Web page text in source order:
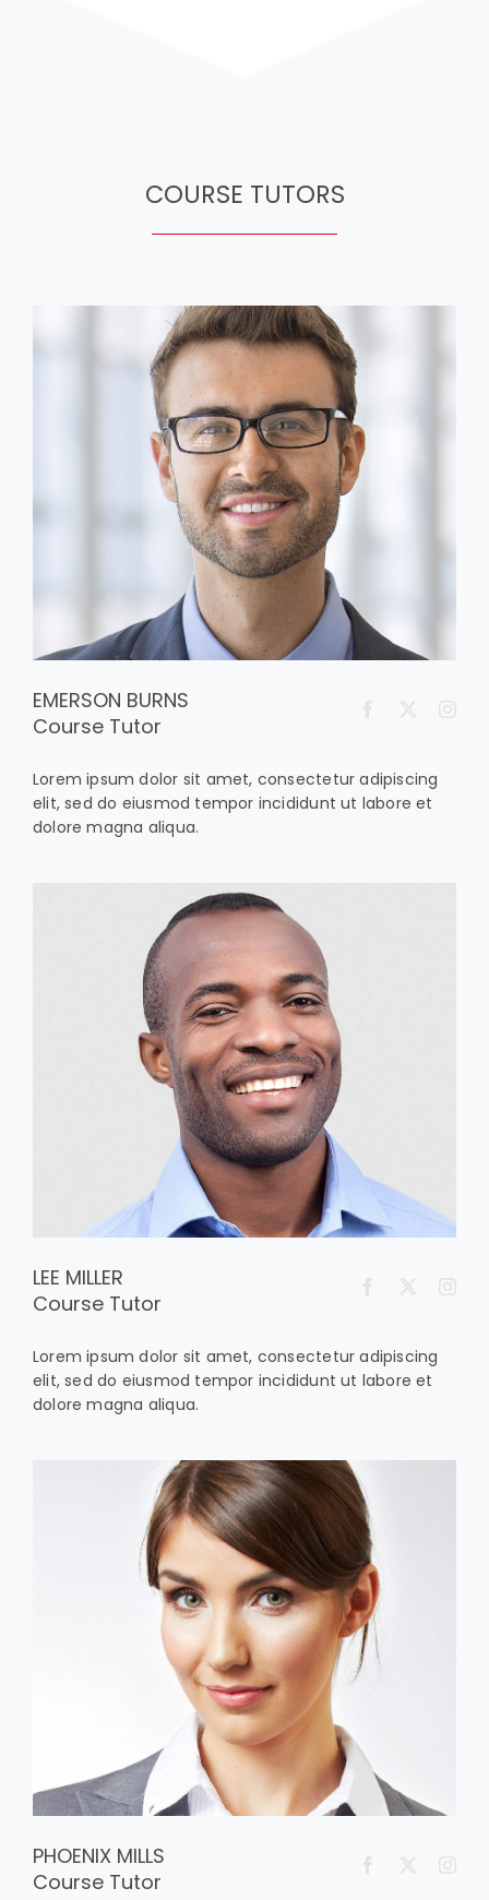
COURSE TUTORS
EMERSON BURNS
Course Tutor
Lorem ipsum dolor sit amet, consectetur adipiscing
elit, sed do eiusmod tempor incididunt ut labore et
dolore magna aliqua.
LEE MILLER
Course Tutor
Lorem ipsum dolor sit amet, consectetur adipiscing
elit, sed do eiusmod tempor incididunt ut labore et
dolore magna aliqua.
PHOENIX MILLS
Course Tutor